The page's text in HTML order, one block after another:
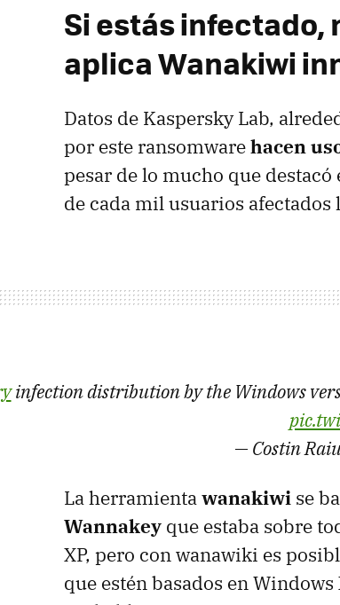
Si estás infectado,
aplica Wanakiwi
Datos de Kaspersky Lab,
por este ransomwarehacen
pesar de lo mucho que
de cada mil usuarios
infection distribution by the Windows
— Costin
La herramientawanakiwi se
Wannakey que estaba sobre
XP, pero con wanawiki es
que estén basados en